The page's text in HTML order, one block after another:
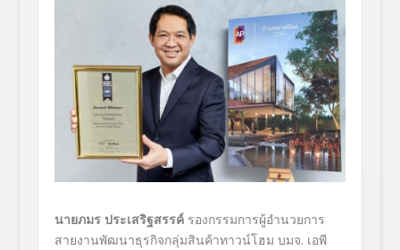
นายภมร ประเสริฐสรรค์ รองกรรมการผู้อำนวยการ
สายงานพัฒนาธุรกิจกลุ่มสินค้าทาวน์โฮม บมจ. เอพี